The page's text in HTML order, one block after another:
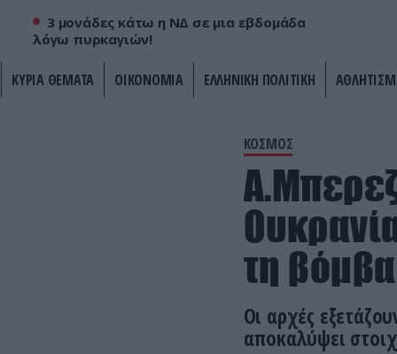
3 μονάδες κάτω η ΝΔ σε μια εβδομάδα
λόγω πυρκαγιών!
ΚΥΡΙΑ ΘΕΜΑΤΑ ΟΙΚΟΝΟΜΙΑ ΕΛΛΗΝΙΚΗ ΠΟΛΙΤΙΚΗ
ΚΟΣΜΟΣ
τη
Οι αρχές
αποκαλύψει